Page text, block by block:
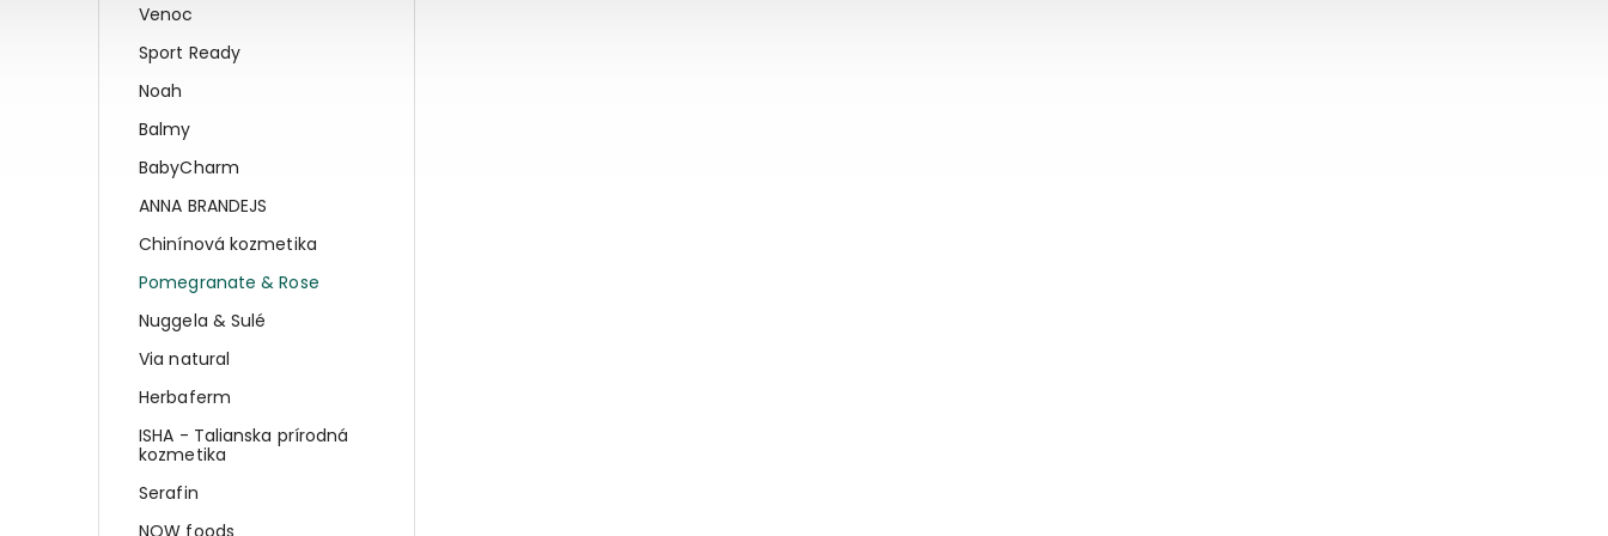
Venoc
Sport Ready
Noah
Balmy
BabyCharm
ANNA BRANDEJS
Chinínová kozmetika
Pomegranate & Rose
Nuggela & Sulé
Via natural
Herbaferm
ISHA - Talianska prírodná
kozmetika
Serafin
NOW foods